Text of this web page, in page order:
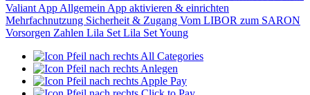
Valiant App Allgemein App aktivieren & einrichten
Mehrfachnutzung Sicherheit & Zugang Vom LIBOR zum SARON
Vorsorgen Zahlen Lila Set Lila Set Young
All Categories
Anlegen
Apple Pay